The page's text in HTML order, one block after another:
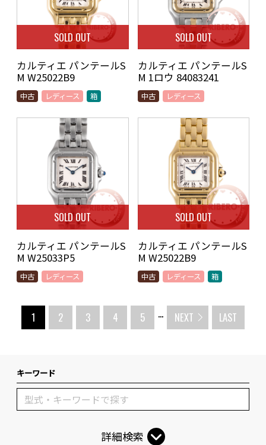
SOLD OUT
カルティエ パンテールS
M W25022B9
中古 レディース 箱
SOLD OUT
カルティエ パンテールS
M 1ロウ 84083241
中古 レディース
SOLD OUT
カルティエ パンテールS
M W25033P5
中古 レディース
SOLD OUT
カルティエ パンテールS
M W25022B9
中古 レディース 箱
1 2 3 4 5 ... NEXT LAST
キーワード
詳細検索